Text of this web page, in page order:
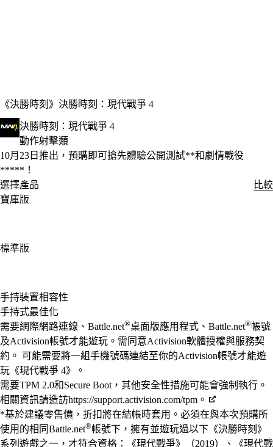
《決勝時刻》 決勝時刻：現代戰爭 4
決勝時刻：現代戰爭 4
動作射擊類
Product Notification
10月23日推出，預購即可搶先體驗公開測試**和劇情戰役
*****！
選擇產品
比較
寶庫版
標準版
Available actions
手持裝置相容性
手持式最佳化
需要網際網路連線、Battle.net®桌面版應用程式、Battle.net®帳號
及Activision帳號才能遊玩。需同意Activision軟體授權與服務契
約。 可能需要將一組手機號碼連結至你的Activision帳號才能遊
玩《現代戰爭 4》。
需要TPM 2.0和Secure Boot，其他安全性措施可能會強制執行。
相關資訊請造訪https://support.activision.com/tpm。
*基於建議零售價，折扣將在結帳時套用。必須在與本次預購所
使用的相同Battle.net®帳號下，擁有並遊玩過以下《決勝時刻》
系列遊戲之一，才符合資格：《現代戰爭》（2019）、《現代戰